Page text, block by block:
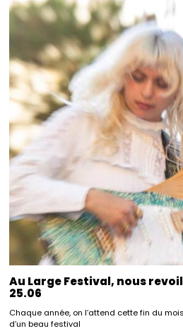
Au Large Festival, nous
25.06
Chaque année, on l’attend cette fin du
d’un beau festival